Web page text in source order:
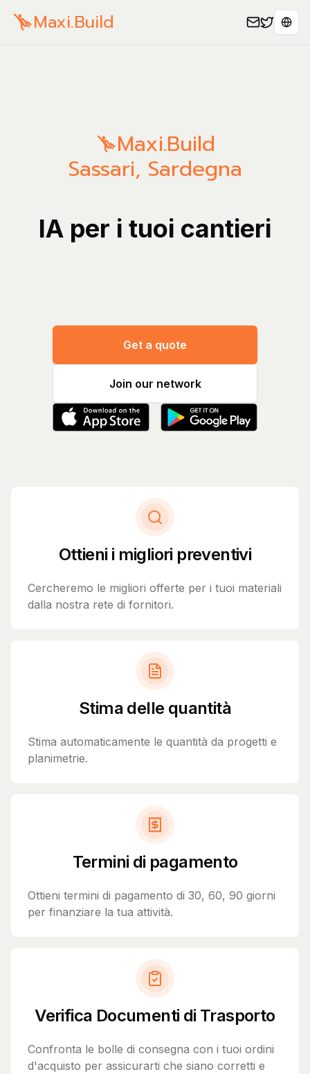
Maxi.Build
Maxi.Build
Sassari, Sardegna
IA per i tuoi cantieri
Get a quote
Join our network
Ottieni i migliori preventivi
Cercheremo le migliori offerte per i tuoi materiali
dalla nostra rete di fornitori.
Stima delle quantità
Stima automaticamente le quantità da progetti e
planimetrie.
Termini di pagamento
Ottieni termini di pagamento di 30, 60, 90 giorni
per finanziare la tua attività.
Verifica Documenti di Trasporto
Confronta le bolle di consegna con i tuoi ordini
d'acquisto per assicurarti che siano corretti e